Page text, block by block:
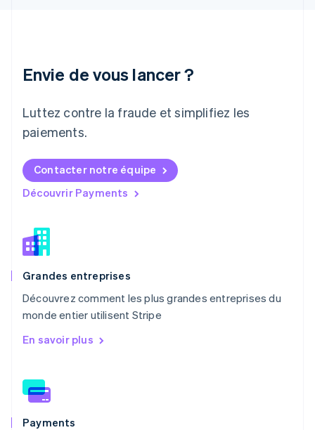
Envie de vous lancer ?
Luttez contre la fraude et simplifiez les
paiements.
Contacter notre équipe
Découvrir Payments
Grandes entreprises
Découvrez comment les plus grandes entreprises du
monde entier utilisent Stripe
En savoir plus
Payments
Luxembourg
Malaisie
English 简体中文
Malte
Mexique
EspañolEnglish
Norvège
English
Pays-Bas
Pologne
Portugal
PortuguêsEnglish
R.A.S. de Hong Kong, Chine
English
Roumanie
Royaume-Uni